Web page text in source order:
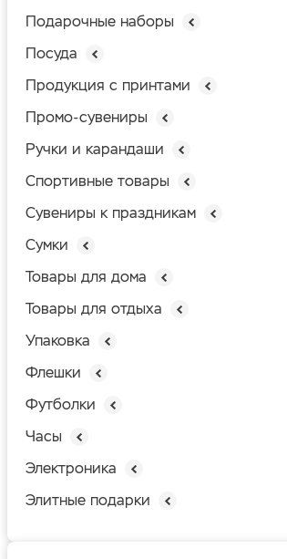
Подарочные наборы
Посуда
Продукция с принтами
Промо-сувениры
Ручки и карандаши
Спортивные товары
Сувениры к праздникам
Сумки
Товары для дома
Товары для отдыха
Упаковка
Флешки
Футболки
Часы
Электроника
Элитные подарки